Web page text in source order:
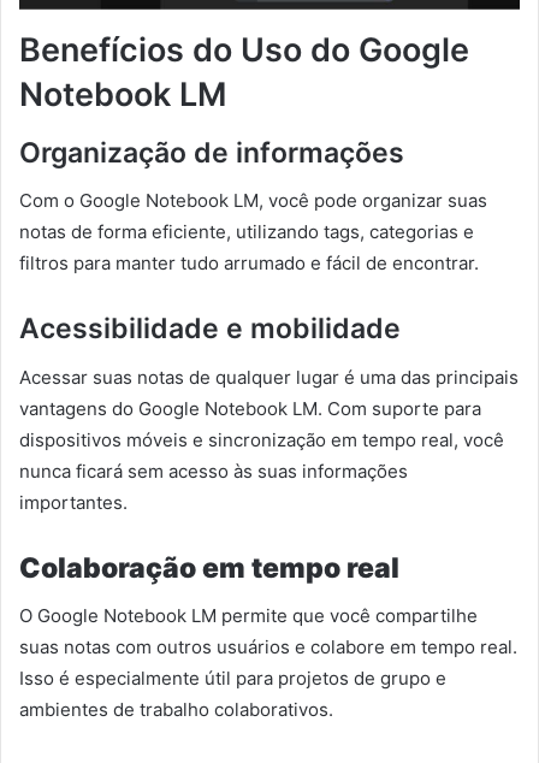
Benefícios do Uso do Google
Notebook LM
Organização de informações
Com o Google Notebook LM, você pode organizar suas
notas de forma eficiente, utilizando tags, categorias e
filtros para manter tudo arrumado e fácil de encontrar.
Acessibilidade e mobilidade
Acessar suas notas de qualquer lugar é uma das principais
vantagens do Google Notebook LM. Com suporte para
dispositivos móveis e sincronização em tempo real, você
nunca ficará sem acesso às suas informações
importantes.
Colaboração em tempo real
O Google Notebook LM permite que você compartilhe
suas notas com outros usuários e colabore em tempo real.
Isso é especialmente útil para projetos de grupo e
ambientes de trabalho colaborativos.